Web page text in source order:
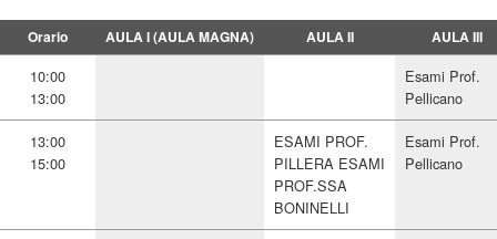
Orario AULA I (AULA MAGNA) AULA II AULA III
10:00
13:00
Esami Prof.
Pellicano
13:00
15:00
ESAMI PROF.
PILLERA ESAMI
PROF.SSA
BONINELLI
Esami Prof.
Pellicano